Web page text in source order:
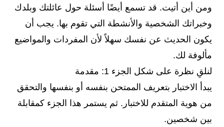
ومن أين أتيت. قد تسمع أيضًا أسئلة حول عائلتك وبلدك
وخبراتك الشخصية والأنشطة التي تقوم بها. يجب أن
يكون الحديث عن نفسك سهلاً لأن المفردات والمواضيع
مألوفة لك.
لنلقِ نظرة على شكل الجزء 1: مقدمة
يبدأ الاختبار بتعريف الممتحن بنفسه أو بنفسها والتحقق
من هوية المتقدم للاختبار. ثم يستمر هذا الجزء كمقابلة
بين شخصين.